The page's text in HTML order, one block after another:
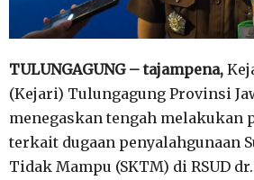
TULUNGAGUNG– tajampena,
(Kejari) Tulungagung Provinsi
menegaskan tengah melakukan
terkait dugaan penyalahgunaan
Tidak Mampu (SKTM) di RSUD